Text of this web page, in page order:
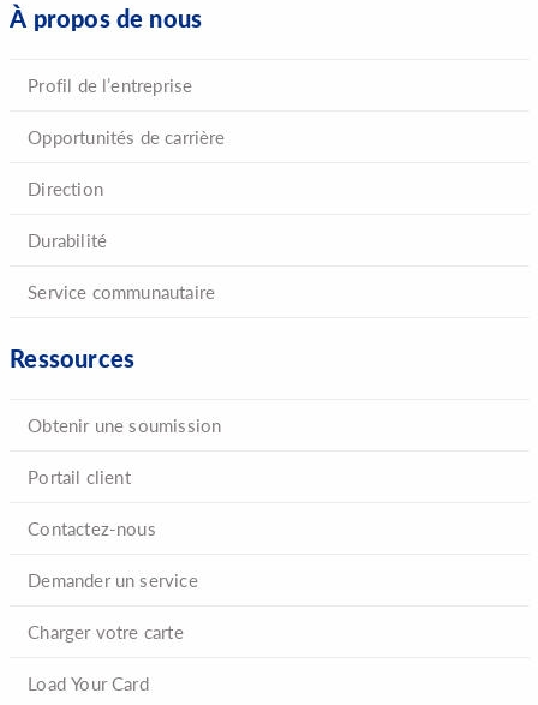
À propos de nous
Profil de l’entreprise
Opportunités de carrière
Direction
Durabilité
Service communautaire
Ressources
Obtenir une soumission
Portail client
Contactez-nous
Demander un service
Charger votre carte
Load Your Card